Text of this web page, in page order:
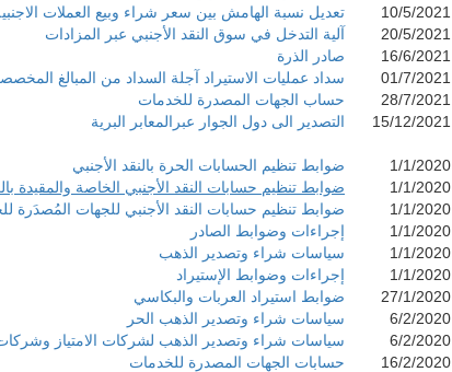
10/5/2021
تعديل نسبة الهامش بين سعر شراء وبيع العملات
20/5/2021
آلية التدخل في سوق النقد الأجنبي عبر المزادات
16/6/2021 صادر الذرة
01/7/2021
سداد عمليات الاستيراد آجلة السداد من المبالغ
28/7/2021
حساب الجهات المصدرة للخدمات
15/12/2021
التصدير الى دول الجوار عبرالمعابر البرية
1/1/2020 ضوابط تنظيم الحسابات الحرة بالنقد الأجنبي
1/1/2020 ضوابط تنظيم حسابات النقد الأجنبي الخاصة والمقيدة
1/1/2020 ضوابط تنظيم حسابات النقد الأجنبي للجهات المُصدَرة
1/1/2020 إجراءات وضوابط الصادر
1/1/2020 سياسات شراء وتصدير الذهب
1/1/2020
إجراءات وضوابط الإستيراد
27/1/2020 ضوابط استيراد العربات والبكاسي
6/2/2020
سياسات شراء وتصدير الذهب الحر
6/2/2020
سياسات شراء وتصدير الذهب لشركات الامتياز
16/2/2020
حسابات الجهات المصدرة للخدمات